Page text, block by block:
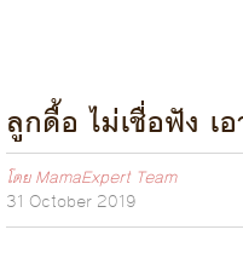
ลูกดื้อ ไม่เชื่อฟัง เ
โดยMamaExpert Team
31 October 2019